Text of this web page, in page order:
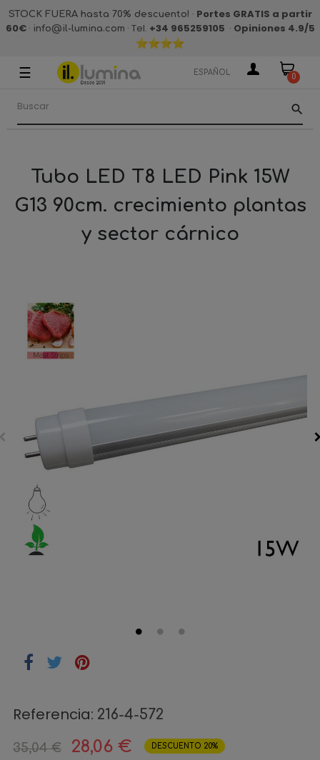
STOCK FUERA hasta 70% descuento! · Portes GRATIS a partir
60€· info@il-lumina.com · Tel. +34 965259105 · Opiniones 4.9/5
Navegación
palanca
☰ ESPAÑOL 0
search
Tubo LED T8 LED Pink 15W
G13 90cm. crecimiento plantas
y sector cárnico
Referencia: 216-4-572
35,04 € 28,06 € DESCUENTO 20%